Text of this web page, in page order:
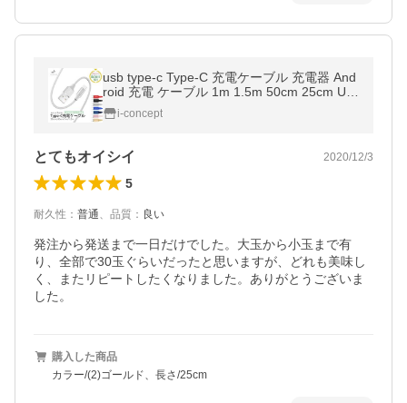
usb type-c Type-C 充電ケーブル 充電器 And
roid 充電 ケーブル 1m 1.5m 50cm 25cm US
B 急速充電 断線防止 データ転送 Switch Hua
wei Xperia ZenFone Galaxy
i-concept
とてもオイシイ 2020/12/3
5
耐久性 ： 普通、 品質 ： 良い
発注から発送まで一日だけでした。大玉から小玉まで有
り、全部で30玉ぐらいだったと思いますが、どれも美味し
く、またリピートしたくなりました。ありがとうございま
した。
購入した商品
カラー/(2)ゴールド、長さ/25cm